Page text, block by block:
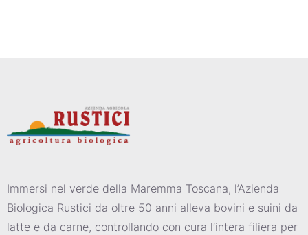
Immersi nel verde della Maremma Toscana, l’Azienda
Biologica Rustici da oltre 50 anni alleva bovini e suini da
latte e da carne, controllando con cura l’intera filiera per